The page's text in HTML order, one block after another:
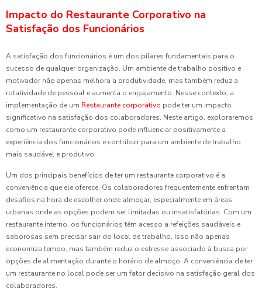
Impacto do Restaurante Corporativo na
Satisfação dos Funcionários
A satisfação dos funcionários é um dos pilares fundamentais para o
sucesso de qualquer organização. Um ambiente de trabalho positivo e
motivador não apenas melhora a produtividade, mas também reduz a
rotatividade de pessoal e aumenta o engajamento. Nesse contexto, a
implementação de um Restaurante corporativo pode ter um impacto
significativo na satisfação dos colaboradores. Neste artigo, exploraremos
como um restaurante corporativo pode influenciar positivamente a
experiência dos funcionários e contribuir para um ambiente de trabalho
mais saudável e produtivo.
Um dos principais benefícios de ter um restaurante corporativo é a
conveniência que ele oferece. Os colaboradores frequentemente enfrentam
desafios na hora de escolher onde almoçar, especialmente em áreas
urbanas onde as opções podem ser limitadas ou insatisfatórias. Com um
restaurante interno, os funcionários têm acesso a refeições saudáveis e
saborosas sem precisar sair do local de trabalho. Isso não apenas
economiza tempo, mas também reduz o estresse associado à busca por
opções de alimentação durante o horário de almoço. A conveniência de ter
um restaurante no local pode ser um fator decisivo na satisfação geral dos
colaboradores.